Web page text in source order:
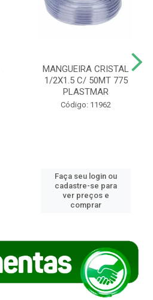
MANGUEIRA CRISTAL
1/2X1.5 C/ 50MT 775
PLASTMAR
Código: 11962
Faça seu login ou
cadastre-se para
ver preços e
comprar